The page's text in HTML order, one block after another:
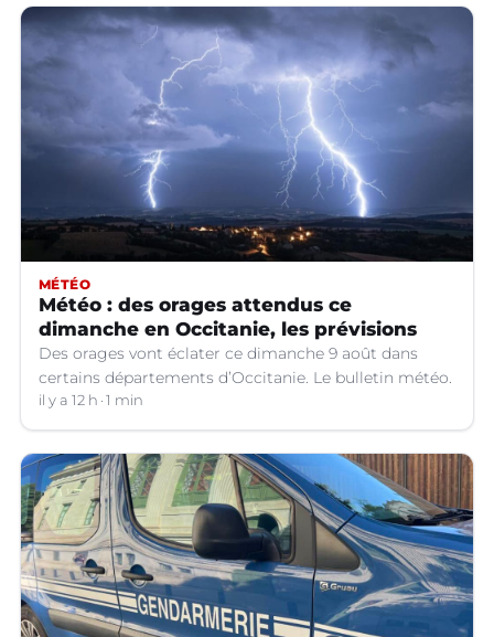
MÉTÉO
Météo : des orages attendus ce
dimanche en Occitanie, les prévisions
Des orages vont éclater ce dimanche 9 août dans
certains départements d’Occitanie. Le bulletin météo.
il y a 12 h 1 min